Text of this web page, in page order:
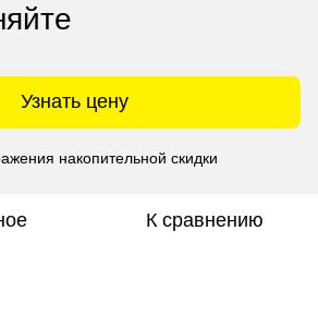
Узнать цену
накопительной скидки
К сравнению